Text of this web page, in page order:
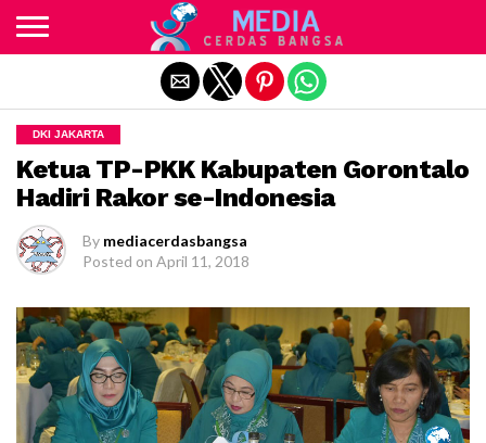
DKI JAKARTA
Ketua TP-PKK Kabupaten Gorontalo
Hadiri Rakor se-Indonesia
By mediacerdasbangsa
Posted on April 11, 2018
Exit mobile version